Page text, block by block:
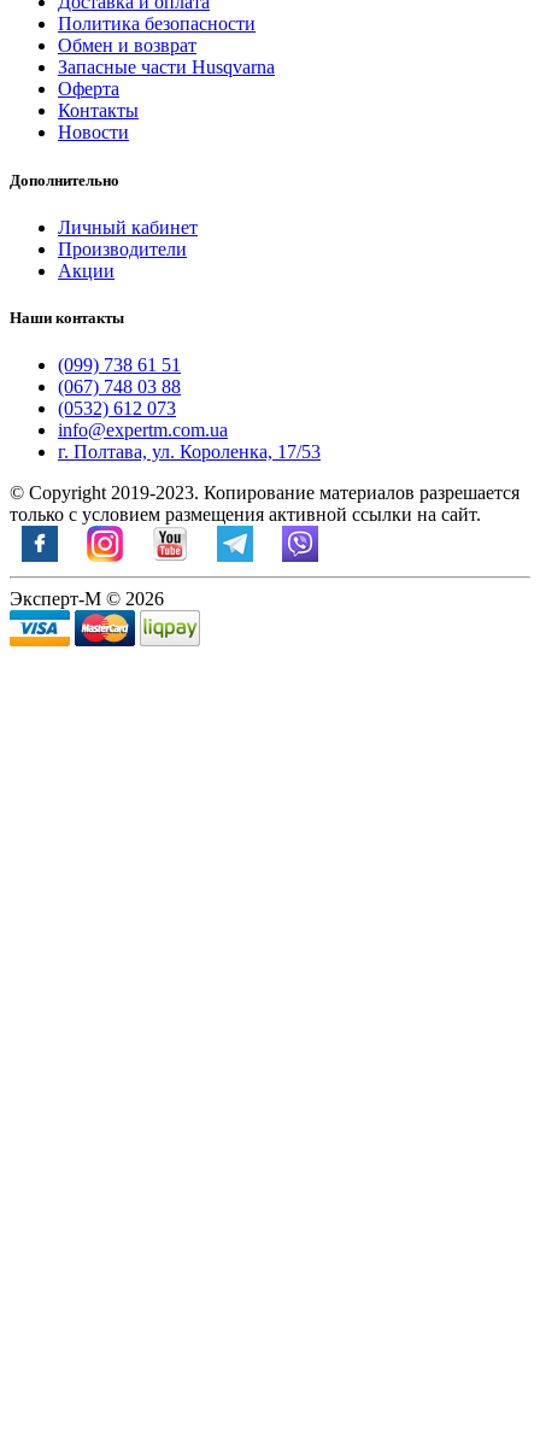
Политика безопасности
Обмен и возврат
Запасные части Husqvarna
Оферта
Контакты
Новости
Дополнительно
Личный кабинет
Производители
Акции
Наши контакты
(099) 738 61 51
(067) 748 03 88
(0532) 612 073
info@expertm.com.ua
г. Полтава, ул. Короленка, 17/53
© Copyright 2019-2023. Копирование материалов разрешается
только с условием размещения активной ссылки на сайт.
Эксперт-М © 2026